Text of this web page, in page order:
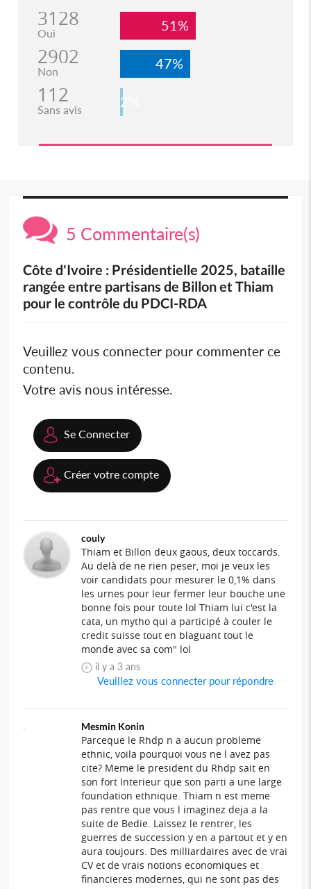
3128
Oui 51%
2902
Non 47%
112
Sans avis 2%
5 Commentaire(s)
Côte d'Ivoire : Présidentielle 2025, bataille
rangée entre partisans de Billon et Thiam
pour le contrôle du PDCI-RDA
Veuillez vous connecter pour commenter ce
contenu.
Votre avis nous intéresse.
Se Connecter
Créer votre compte
couly
Thiam et Billon deux gaous, deux toccards.
Au delà de ne rien peser, moi je veux les
voir candidats pour mesurer le 0,1% dans
les urnes pour leur fermer leur bouche une
bonne fois pour toute lol Thiam lui c'est la
cata, un mytho qui a participé à couler le
credit suisse tout en blaguant tout le
monde avec sa com" lol
il y a 3 ans
Veuillez vous connecter pour répondre
Mesmin Konin
Parceque le Rhdp n a aucun probleme
ethnic, voila pourquoi vous ne l avez pas
cite? Meme le president du Rhdp sait en
son fort Interieur que son parti a une large
foundation ethnique. Thiam n est meme
pas rentre que vous l imaginez deja a la
suite de Bedie. Laissez le rentrer, les
guerres de succession y en a partout et y en
aura toujours. Des milliardaires avec de vrai
CV et de vrais notions economiques et
financieres modernes, qui ne sont pas des